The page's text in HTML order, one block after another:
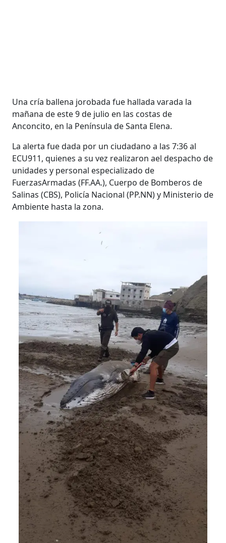
Una cría ballena jorobada fue hallada varada la
mañana de este 9 de julio en las costas de
Anconcito, en la Península de Santa Elena.
La alerta fue dada por un ciudadano a las 7:36 al
ECU911, quienes a su vez realizaron ael despacho de
unidades y personal especializado de
FuerzasArmadas (FF.AA.), Cuerpo de Bomberos de
Salinas (CBS), Policía Nacional (PP.NN) y Ministerio de
Ambiente hasta la zona.